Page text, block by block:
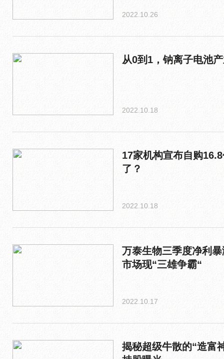
2022.10.26
从0到1，钠离子电池
2022.10.18
17家机构宣布自购
了？
2022.10.18
万泰生物三季度净利
市场现“三雄争霸“
2022.10.17
揭秘超级牛散的“造富